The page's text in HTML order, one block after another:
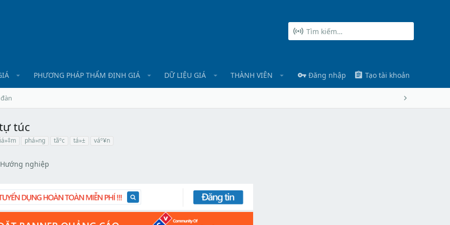
PHƯƠNG PHÁP THẨM ĐỊNH GIÁ DỮ LIỆU GIÁ THÀNH VIÊN Đăng nhập Tạo tài khoản
túc
phá»ng tãºc tá»± váº¥n
nghiệp